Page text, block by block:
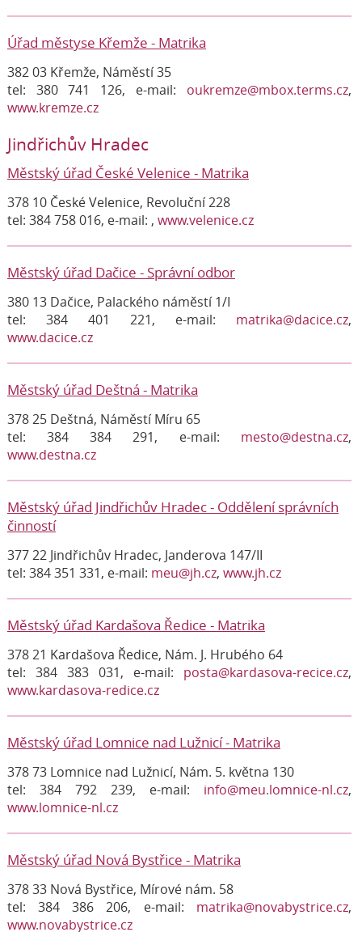
Úřad městyse Křemže - Matrika
382 03 Křemže, Náměstí 35
tel: 380 741 126, e-mail: oukremze@mbox.terms.cz,
www.kremze.cz
Jindřichův Hradec
Městský úřad České Velenice - Matrika
378 10 České Velenice, Revoluční 228
tel: 384 758 016, e-mail: , www.velenice.cz
Městský úřad Dačice - Správní odbor
380 13 Dačice, Palackého náměstí 1/I
tel: 384 401 221, e-mail: matrika@dacice.cz,
www.dacice.cz
Městský úřad Deštná - Matrika
378 25 Deštná, Náměstí Míru 65
tel: 384 384 291, e-mail: mesto@destna.cz,
www.destna.cz
Městský úřad Jindřichův Hradec - Oddělení správních
činností
377 22 Jindřichův Hradec, Janderova 147/II
tel: 384 351 331, e-mail: meu@jh.cz, www.jh.cz
Městský úřad Kardašova Ředice - Matrika
378 21 Kardašova Ředice, Nám. J. Hrubého 64
tel: 384 383 031, e-mail: posta@kardasova-recice.cz,
www.kardasova-redice.cz
Městský úřad Lomnice nad Lužnicí - Matrika
378 73 Lomnice nad Lužnicí, Nám. 5. května 130
tel: 384 792 239, e-mail: info@meu.lomnice-nl.cz,
www.lomnice-nl.cz
Městský úřad Nová Bystřice - Matrika
378 33 Nová Bystřice, Mírové nám. 58
tel: 384 386 206, e-mail: matrika@novabystrice.cz,
www.novabystrice.cz